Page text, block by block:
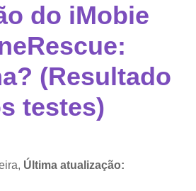
do iMobie
(Resultado
testes)
Última atualização: